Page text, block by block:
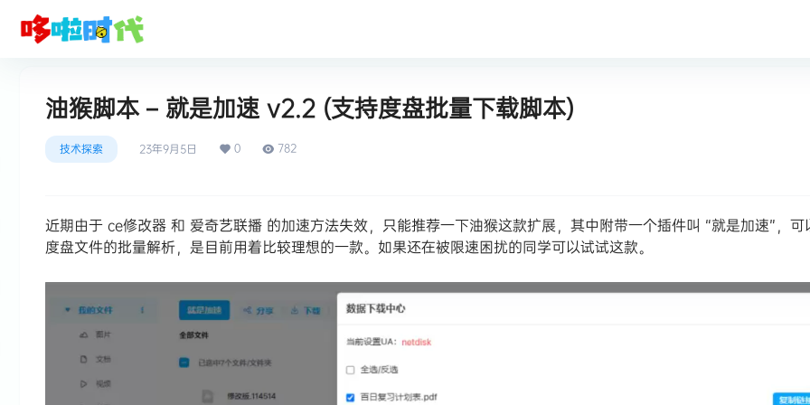
油猴脚本 – 就是加速 v2.2 (支持度盘批量下载脚本)
技术探索 23年9月5日 0 782
近期由于 ce修改器 和 爱奇艺联播 的加速方法失效，只能推荐一下油猴这款扩展，其中附带一个插件叫 “就是加速”，可
度盘文件的批量解析，是目前用着比较理想的一款。如果还在被限速困扰的同学可以试试这款。